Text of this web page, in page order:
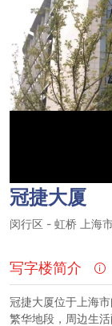
<
冠捷大厦
闵行区 - 虹桥 上海
写字楼简介
冠捷大厦位于上海
繁华地段，周边生